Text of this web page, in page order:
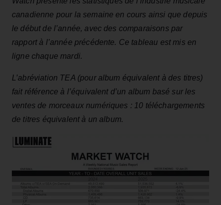
canadienne pour la semaine en cours ainsi que depuis
le début de l’année, avec des comparaisons par
rapport à l’année précédente. Ce tableau est mis en
ligne chaque mardi.
L’abréviation TEA (pour album équivalent à des titres)
fait référence à l’équivalent d’un album basé sur les
ventes de morceaux numériques : 10 téléchargements
de titres équivalent à un album.